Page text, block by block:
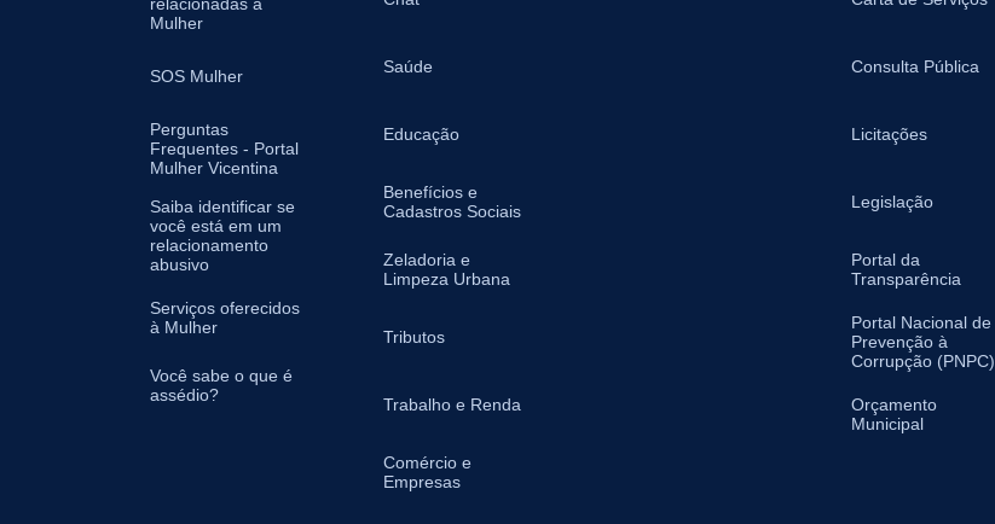
Mulher
SOS Mulher
Perguntas
Frequentes - Portal
Mulher Vicentina
Saiba identificar se
você está em um
relacionamento
abusivo
Serviços oferecidos
à Mulher
Você sabe o que é
assédio?
Saúde
Educação
Benefícios e
Cadastros Sociais
Zeladoria e
Limpeza Urbana
Tributos
Trabalho e Renda
Comércio e
Empresas
Consulta Pública
Licitações
Legislação
Portal da
Transparência
Portal Nacional de
Prevenção à
Corrupção (PNPC)
Orçamento
Municipal